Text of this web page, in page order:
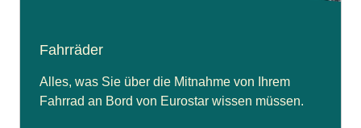
Fahrräder
Alles, was Sie über die Mitnahme von Ihrem
Fahrrad an Bord von Eurostar wissen müssen.